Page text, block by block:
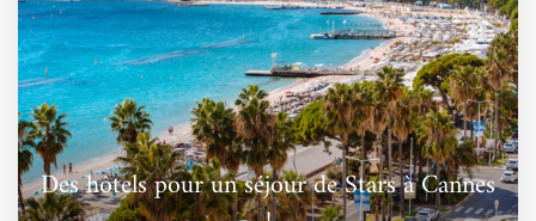
Des hôtels pour un séjour de Stars à Cannes